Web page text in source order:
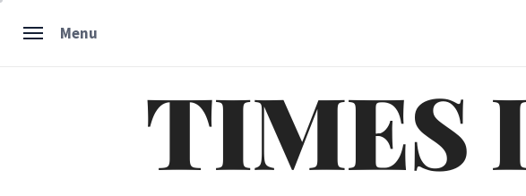
Menu
TIMES